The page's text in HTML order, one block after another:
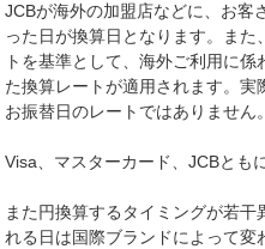
JCBが海外の加盟店などに、お客
った日が換算日となります。ま
トを基準として、海外ご利用に
た換算レートが適用されます。
お振替日のレートではありません。
Visa、マスターカード、JCBとも
また円換算するタイミングが若
れる日は国際ブランドによって